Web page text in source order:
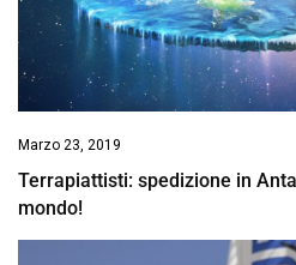
Marzo 23, 2019
Terrapiattisti: spedizione in
mondo!